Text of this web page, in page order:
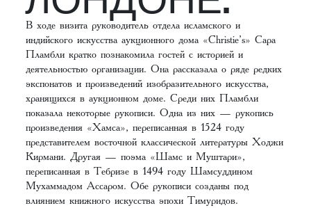
В ходе визита руководитель отдела исламского и
индийского искусства аукционного дома «Christie’s» Сара
Пламбли кратко познакомила гостей с историей и
деятельностью организации. Она рассказала о ряде редких
экспонатов и произведений изобразительного искусства,
хранящихся в аукционном доме. Среди них Пламбли
показала некоторые рукописи. Одна из них — рукопись
произведения «Хамса», переписанная в 1524 году
представителем восточной классической литературы Ходжи
Кирмани. Другая — поэма «Шамс и Муштари»,
переписанная в Тебризе в 1494 году Шамсуддином
Мухаммадом Ассаром. Обе рукописи созданы под
влиянием книжного искусства эпохи Тимуридов.